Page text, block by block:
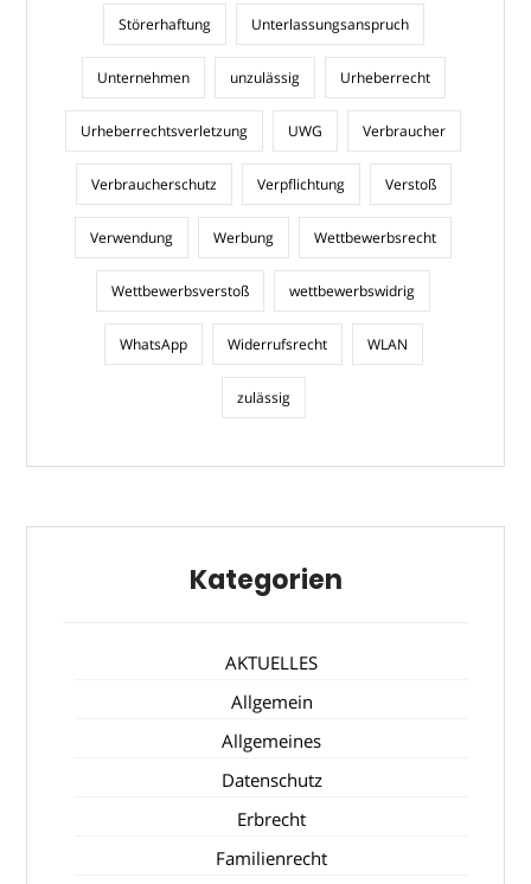
Störerhaftung Unterlassungsanspruch
Unternehmen unzulässig Urheberrecht
Urheberrechtsverletzung UWG Verbraucher
Verbraucherschutz Verpflichtung Verstoß
Verwendung Werbung Wettbewerbsrecht
Wettbewerbsverstoß wettbewerbswidrig
WhatsApp Widerrufsrecht WLAN
zulässig
Kategorien
AKTUELLES
Allgemein
Allgemeines
Datenschutz
Erbrecht
Familienrecht